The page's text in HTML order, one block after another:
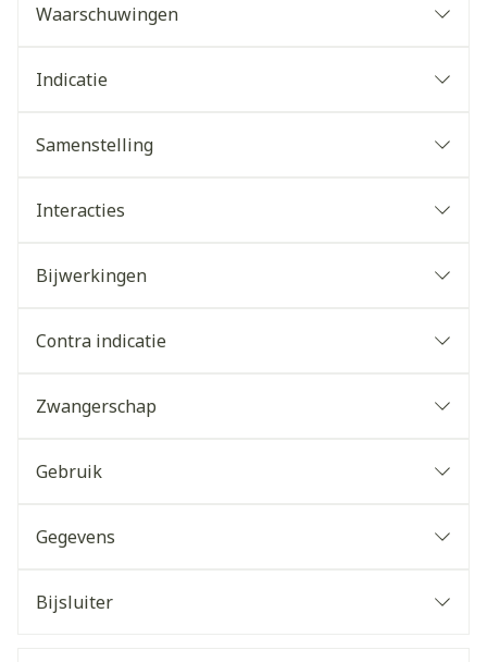
Waarschuwingen
Indicatie
Faryngitis
Na amandelextractie
Samenstelling
Interacties
Bijwerkingen
Contra indicatie
Zwangerschap
Gebruik
Een tablet om de 2 tot 3 uur
Maximale dosering: 8 tabletten per dag
De tablet langzaam in de mond laten smelten
Gegevens
Bijsluiter